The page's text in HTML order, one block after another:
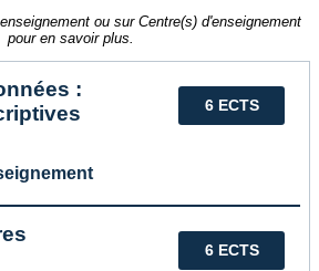
ou sur Centre(s) d'enseignement
pour en savoir plus.
6 ECTS
:
6 ECTS